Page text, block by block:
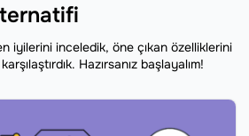
iyilerini inceledik, öne çıkan özelliklerini
Hazırsanız başlayalım!